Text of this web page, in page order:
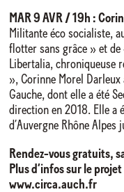
MAR 9 AVR / 19h :
Militante éco socialiste,
flotter sans grâce » et de
Libertalia, chroniqueuse
», Corinne Morel Darleux
Gauche, dont elle a été
direction en 2018. Elle a
d’Auvergne Rhône Alpes
Rendez-vous gratuits,
Plus d’infos sur le
www.circa.auch.fr